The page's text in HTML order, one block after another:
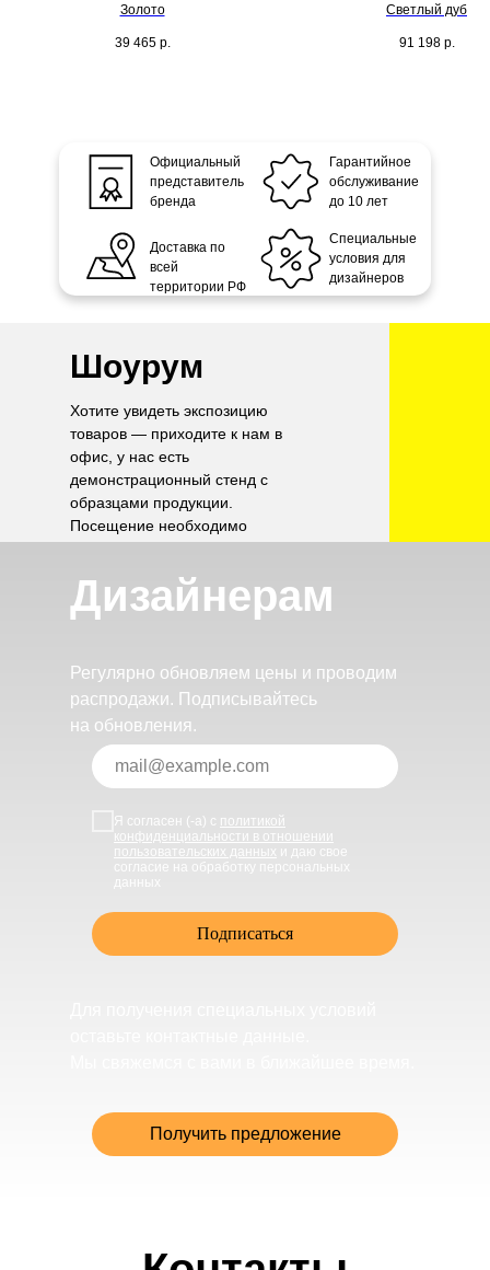
Золото
39 465 р.
Светлый дуб
91 198 р.
Официальный
представитель
бренда
Доставка по
всей
территории РФ
Гарантийное
обслуживание
до 10 лет
Специальные
условия для
дизайнеров
Шоурум
Хотите увидеть экспозицию
товаров — приходите к нам в
офис, у нас есть
демонстрационный стенд с
образцами продукции.
Посещение необходимо
Дизайнерам
Регулярно обновляем цены и проводим
распродажи. Подписывайтесь
на обновления.
Я согласен (-а) с политикой
конфиденциальности в отношении
пользовательских данных и даю свое
согласие на обработку персональных
данных
Подписаться
Получить предложение